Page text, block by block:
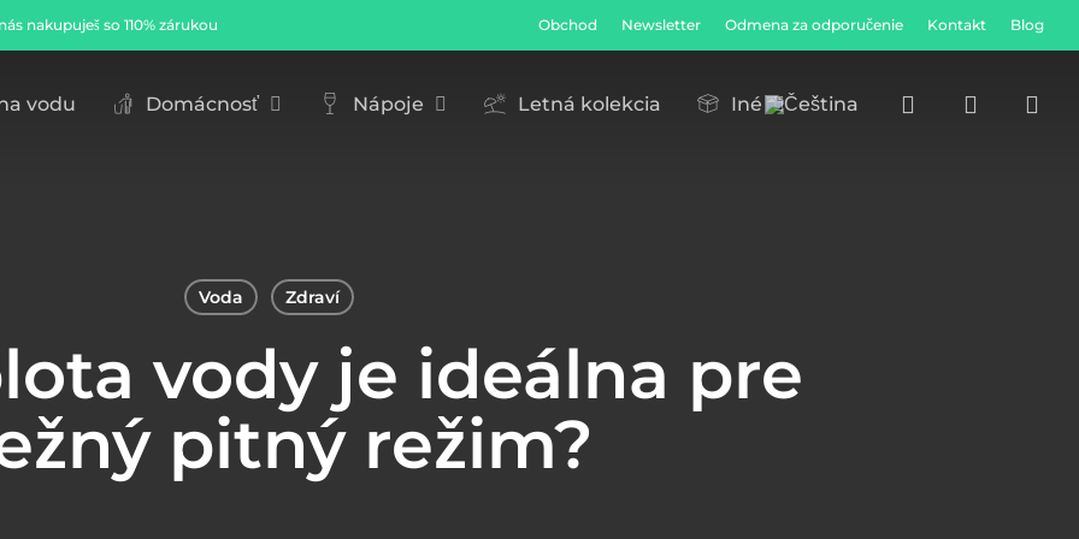
nakupuješ so 110% zárukou Obchod Newsletter Odmena za odporučenie Kontakt Blog
vodu Domácnosť Nápoje Letná kolekcia Iné search account
Cart Close
Voda Zdraví
vody je ideálna pre
pitný režim?